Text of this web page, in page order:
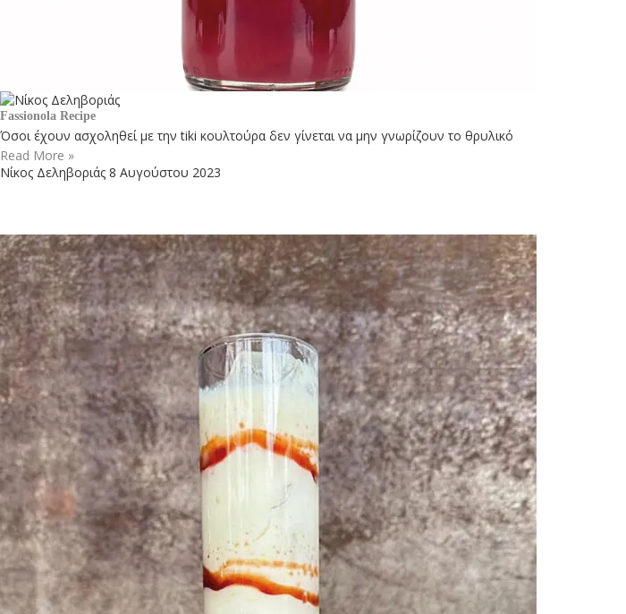
Fassionola Recipe
Όσοι έχουν ασχοληθεί με την tiki κουλτούρα δεν γίνεται να μην γνωρίζουν το θρυλικό
Read More »
Νίκος Δεληβοριάς 8 Αυγούστου 2023